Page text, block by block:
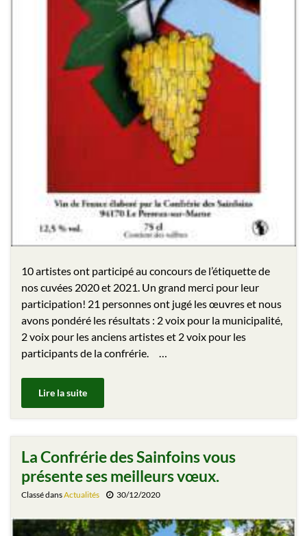
10 artistes ont participé au concours de l’étiquette de
nos cuvées 2020 et 2021. Un grand merci pour leur
participation! 21 personnes ont jugé les œuvres et nous
avons pondéré les résultats : 2 voix pour la municipalité,
2 voix pour les anciens artistes et 2 voix pour les
participants de la confrérie. …
Lire la suite
La Confrérie des Sainfoins vous
présente ses meilleurs vœux.
Classé dansActualités 30/12/2020